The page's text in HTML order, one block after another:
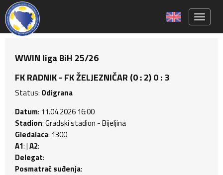
WWIN liga BiH 25/26
FK RADNIK - FK ŽELJEZNIČAR (0 : 2) 0 : 3
Status: Odigrana
Datum: 11.04.2026 16:00
Stadion: Gradski stadion - Bijeljina
Gledalaca: 1300
A1: |A2:
Delegat:
Posmatrač suđenja: